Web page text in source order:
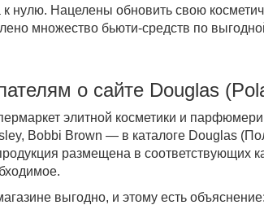
нулю. Нацелены обновить свою
множество бьюти-средств по
о сайте Douglas
элитной косметики и
Bobbi Brown — в каталоге Douglas
размещена в соответствующих
выгодно, и этому есть объяснение: